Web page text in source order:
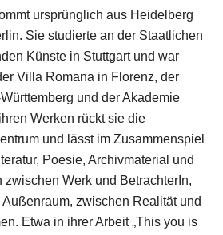
ursprünglich aus Heidelberg
Sie studierte an der Staatlichen
Künste in Stuttgart und war
Villa Romana in Florenz, der
und der Akademie
Werken rückt sie die
und lässt im Zusammenspiel
Poesie, Archivmaterial und
zwischen Werk und BetrachterIn,
zwischen Realität und
Etwa in ihrer Arbeit „This you is